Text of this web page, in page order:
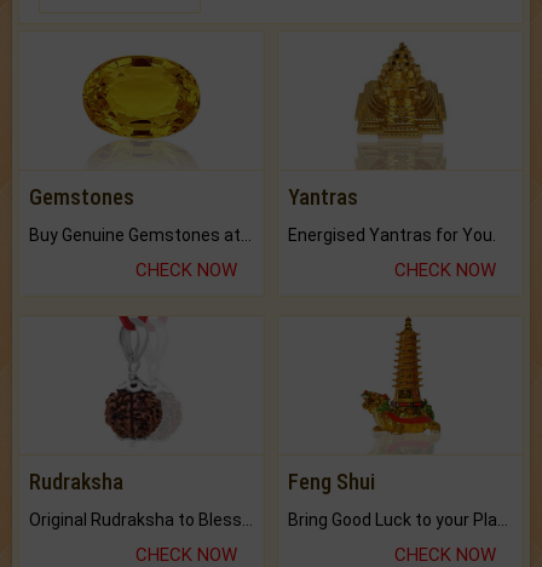
Gemstones
CHECK NOW
Yantras
Energised Yantras for You.
CHECK NOW
Rudraksha
CHECK NOW
Feng Shui
CHECK NOW